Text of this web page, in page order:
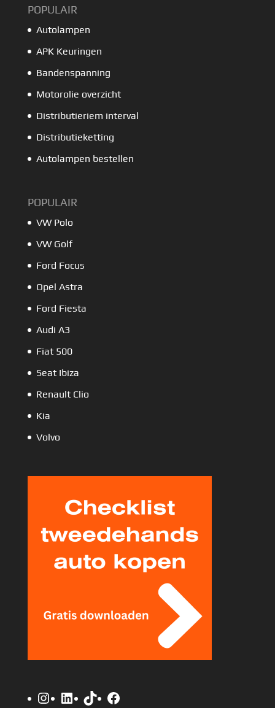
POPULAIR
Autolampen
APK Keuringen
Bandenspanning
Motorolie overzicht
Distributieriem interval
Distributieketting
Autolampen bestellen
POPULAIR
VW Polo
VW Golf
Ford Focus
Opel Astra
Ford Fiesta
Audi A3
Fiat 500
Seat Ibiza
Renault Clio
Kia
Volvo
Instagram
LinkedIn
TikTokFacebook